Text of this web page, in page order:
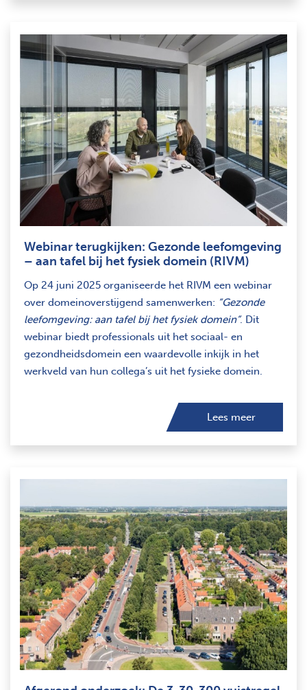
Webinar terugkijken: Gezonde leefomgeving
– aan tafel bij het fysiek domein (RIVM)
Op 24 juni 2025 organiseerde het RIVM een webinar
over domeinoverstijgend samenwerken: “Gezonde
leefomgeving: aan tafel bij het fysiek domein”. Dit
webinar biedt professionals uit het sociaal- en
gezondheidsdomein een waardevolle inkijk in het
werkveld van hun collega’s uit het fysieke domein.
Lees meer